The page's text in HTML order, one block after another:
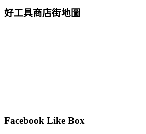
好工具商店街地圖
Facebook Like Box